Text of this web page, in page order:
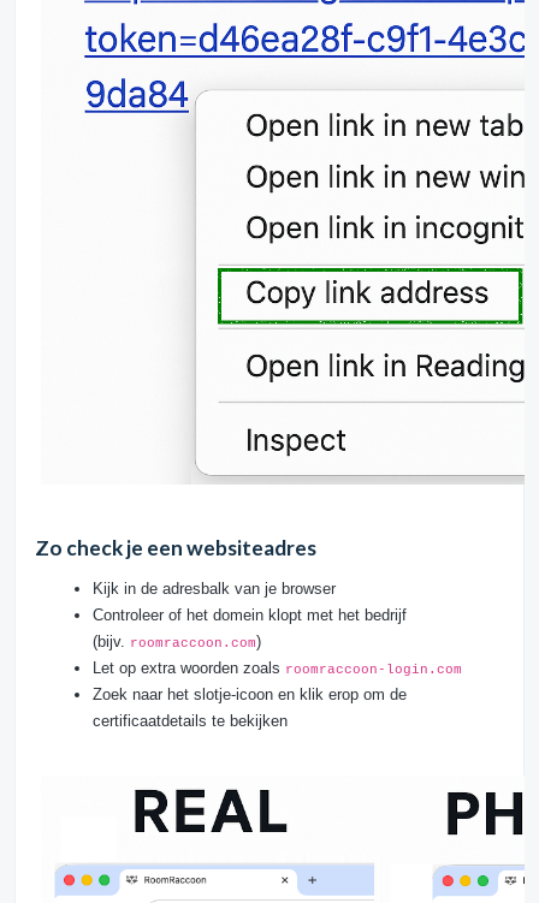
Zo check je een websiteadres
Kijk in de adresbalk van je browser
Controleer of het domein klopt met het bedrijf
(bijv. roomraccoon.com)
Let op extra woorden zoals roomraccoon-login.com
Zoek naar het slotje-icoon en klik erop om de
certificaatdetails te bekijken